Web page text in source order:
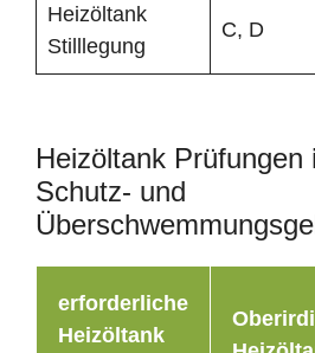
Heizöltank
Stilllegung
C, D
Heizöltank Prüfungen
Schutz- und
erforderliche
Heizöltank